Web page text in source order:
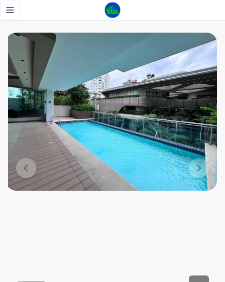
Toggle navigation menu
Apartamento amueblado en alquiler 1 habitacion-Naco - Tu